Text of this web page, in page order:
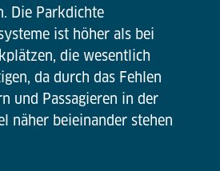
Die Parkdichte
ist höher als bei
die wesentlich
da durch das Fehlen
und Passagieren in der
näher beieinander stehen